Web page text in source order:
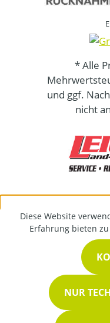
* Alle
und ggf.
nicht
Diese Website
Erfahrung bieten
NUR